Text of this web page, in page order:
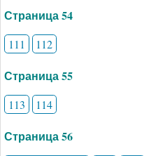
Страница 54
111 112
Страница 55
113 114
Страница 56